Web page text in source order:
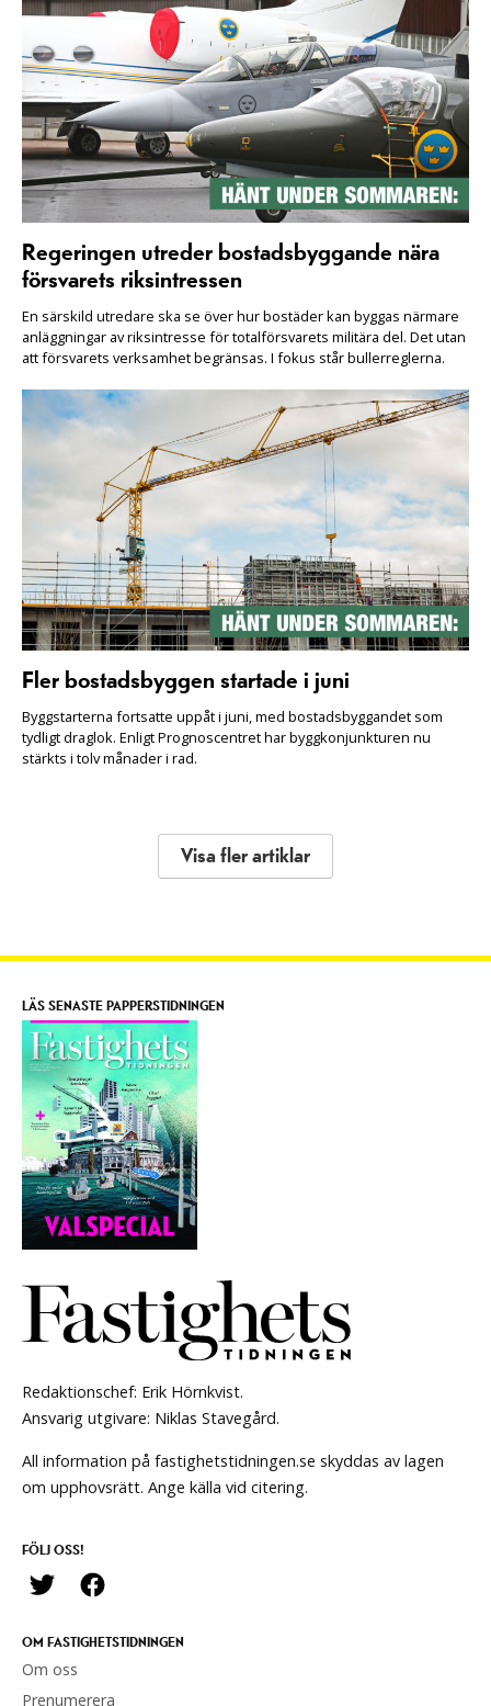
Regeringen utreder bostadsbyggande nära
försvarets riksintressen
En särskild utredare ska se över hur bostäder kan byggas närmare
anläggningar av riksintresse för totalförsvarets militära del. Det utan
att försvarets verksamhet begränsas. I fokus står bullerreglerna.
Fler bostadsbyggen startade i juni
Byggstarterna fortsatte uppåt i juni, med bostadsbyggandet som
tydligt draglok. Enligt Prognoscentret har byggkonjunkturen nu
stärkts i tolv månader i rad.
Visa fler artiklar
Redaktionschef: Erik Hörnkvist.
Ansvarig utgivare: Niklas Stavegård.
All information på fastighetstidningen.se skyddas av lagen
om upphovsrätt. Ange källa vid citering.
FÖLJ OSS!
OM FASTIGHETSTIDNINGEN
Om oss
Prenumerera
LÄS SENASTE PAPPERSTIDNINGEN